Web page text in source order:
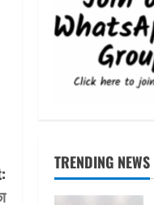
TRENDING NEWS
5
1